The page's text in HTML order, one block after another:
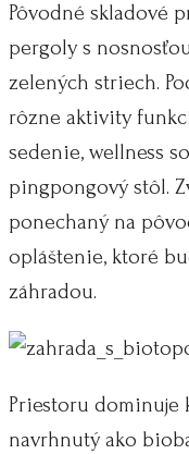
Pôvodné skladové
pergoly s
zelených striech.
rôzne aktivity
sedenie, wellness
pingpongový stôl.
ponechaný na
opláštenie, ktoré
záhradou.
Priestoru dominuje
navrhnutý ako